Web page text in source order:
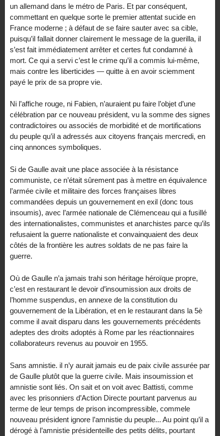
un allemand dans le métro de Paris. Et par conséquent,
commettant en quelque sorte le premier attentat sucide en
France moderne ; à défaut de se faire sauter avec sa cible,
puisqu’il fallait donner clairement le message de la guerilla, il
s’est fait immédiatement arrêter et certes fut condamné à
mort. Ce qui a servi c’est le crime qu’il a commis lui-même,
mais contre les liberticides — quitte à en avoir sciemment
payé le prix de sa propre vie.
Ni l’affiche rouge, ni Fabien, n’auraient pu faire l’objet d’une
célébration par ce nouveau président, vu la somme des signes
contradictoires ou associés de morbidité et de mortifications
du peuple qu’il a adressés aux citoyens français mercredi, en
cinq annonces symboliques.
Si de Gaulle avait une place associée à la résistance
communiste, ce n’était sûrement pas à mettre en équivalence
l’armée civile et militaire des forces françaises libres
commandées depuis un gouvernement en exil (donc tous
insoumis), avec l’armée nationale de Clémenceau qui a fusillé
des internationalistes, communistes et anarchistes parce qu’ils
refusaient la guerre nationaliste et convainquaient des deux
côtés de la frontière les autres soldats de ne pas faire la
guerre.
Où de Gaulle n’a jamais trahi son héritage héroïque propre,
c’est en restaurant le devoir d’insoumission aux droits de
l’homme suspendus, en annexe de la constitution du
gouvernement de la Libération, et en le restaurant dans la 5è
comme il avait disparu dans les gouvernements précédents
adeptes des droits adoptés à Rome par les réactionnaires
collaborateurs revenus au pouvoir en 1955.
Sans amnistie. il n’y aurait jamais eu de paix civile assurée par
de Gaulle plutôt que la guerre civile. Mais insoumission et
amnistie sont liés. On sait et on voit avec Battisti, comme
avec les prisonniers d’Action Directe pourtant parvenus au
terme de leur temps de prison incompressible, commele
nouveau président ignore l’amnistie du peuple... Au point qu’il a
dérogé à l’amnistie présidenteille des petits délits, pourtant